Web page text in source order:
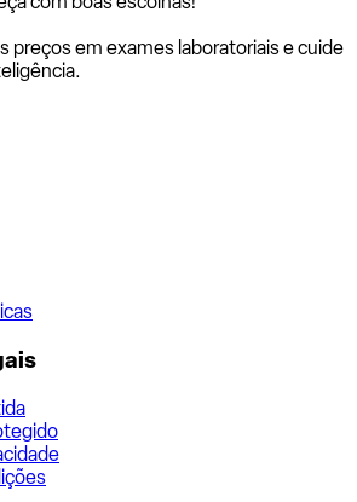
preços em exames laboratoriais e cuide